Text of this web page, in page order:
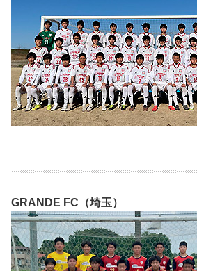
GRANDE FC（埼玉）